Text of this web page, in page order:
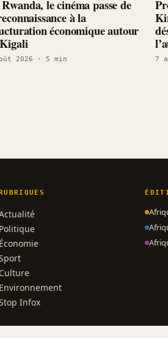
le cinéma passe de
à la
économique autour
2026 · 5 min 7
RUBRIQUES
Politique
Économie
Culture
Environnement
Infox